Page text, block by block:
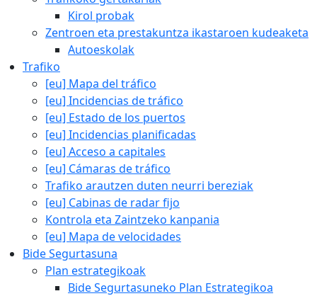
Kirol probak
Zentroen eta prestakuntza ikastaroen kudeaketa
Autoeskolak
Trafiko
[eu] Mapa del tráfico
[eu] Incidencias de tráfico
[eu] Estado de los puertos
[eu] Incidencias planificadas
[eu] Acceso a capitales
[eu] Cámaras de tráfico
Trafiko arautzen duten neurri bereziak
[eu] Cabinas de radar fijo
Kontrola eta Zaintzeko kanpania
[eu] Mapa de velocidades
Bide Segurtasuna
Plan estrategikoak
Bide Segurtasuneko Plan Estrategikoa